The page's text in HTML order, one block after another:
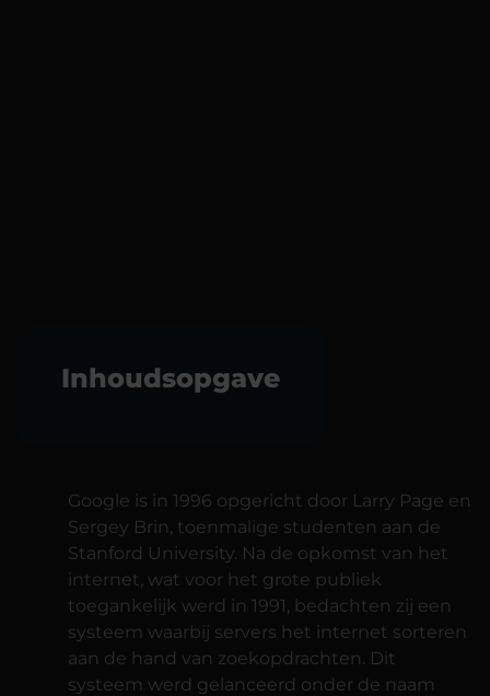
Inhoudsopgave
Google is in 1996 opgericht door Larry Page en
Sergey Brin, toenmalige studenten aan de
Stanford University. Na de opkomst van het
internet, wat voor het grote publiek
toegankelijk werd in 1991, bedachten zij een
systeem waarbij servers het internet sorteren
aan de hand van zoekopdrachten. Dit
systeem werd gelanceerd onder de naam